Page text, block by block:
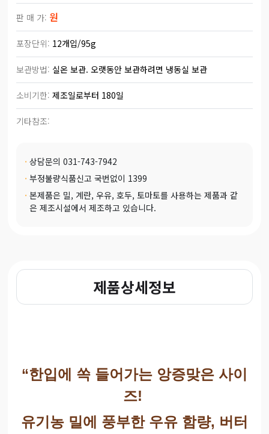
판 매 가: 원
포장단위: 12개입/95g
보관방법: 실온 보관. 오랫동안 보관하려면 냉동실 보관
소비기한:제조일로부터 180일
기타참조:
· 상담문의 031-743-7942
· 부정불량식품신고 국번없이 1399
· 본제품은 밀, 계란, 우유, 호두, 토마토를 사용하는 제품과 같
은 제조시설에서 제조하고 있습니다.
제품상세정보
“한입에 쏙 들어가는 앙증맞은 사이
즈!
유기농 밀에 풍부한 우유 함량, 버터